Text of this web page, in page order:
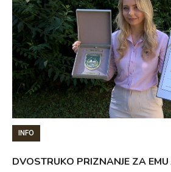
INFO
DVOSTRUKO PRIZNANJE ZA EMU